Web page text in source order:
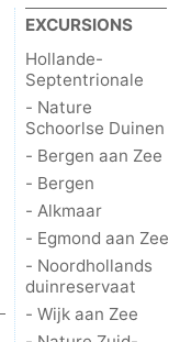
EXCURSIONS
Hollande-
Septentrionale
- Nature
Schoorlse Duinen
- Bergen aan Zee
- Bergen
- Alkmaar
- Egmond aan Zee
- Noordhollands
duinreservaat
- Wijk aan Zee